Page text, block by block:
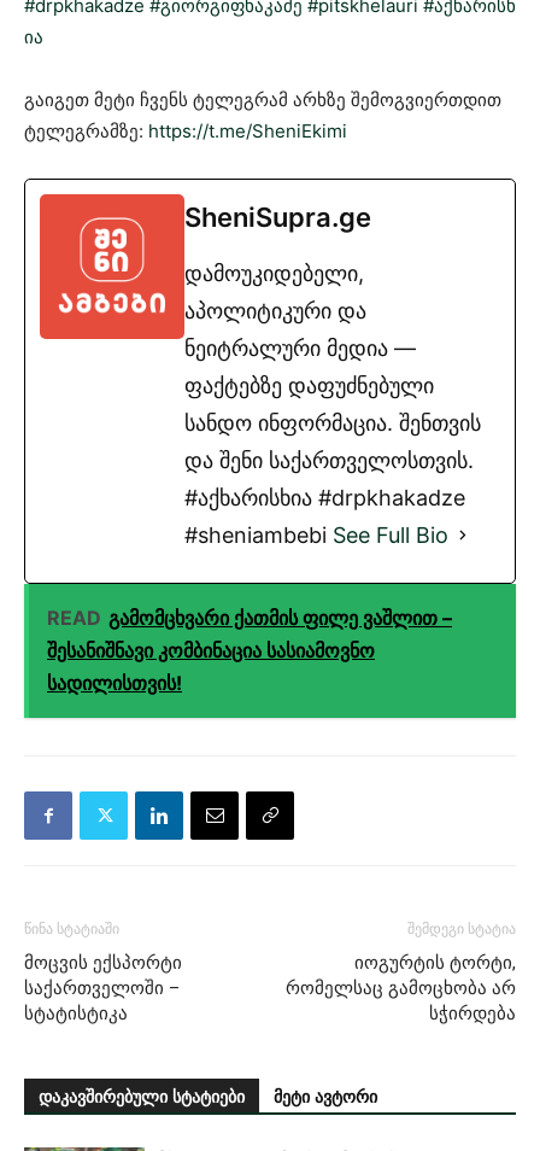
#drpkhakadze #გიორგიფხაკაძე #pitskhelauri #აქხარისხ
ია
გაიგეთ მეტი ჩვენს ტელეგრამ არხზე შემოგვიერთდით
ტელეგრამზე: https://t.me/SheniEkimi
SheniSupra.ge
დამოუკიდებელი,
აპოლიტიკური და
ნეიტრალური მედია —
ფაქტებზე დაფუძნებული
სანდო ინფორმაცია. შენთვის
და შენი საქართველოსთვის.
#აქხარისხია #drpkhakadze
#sheniambebi See Full Bio
READ გამომცხვარი ქათმის ფილე ვაშლით –
შესანიშნავი კომბინაცია სასიამოვნო
სადილისთვის!
წინა სტატიაში
მოცვის ექსპორტი
საქართველოში –
სტატისტიკა
შემდეგი სტატია
იოგურტის ტორტი,
რომელსაც გამოცხობა არ
სჭირდება
დაკავშირებული სტატიები მეტი ავტორი